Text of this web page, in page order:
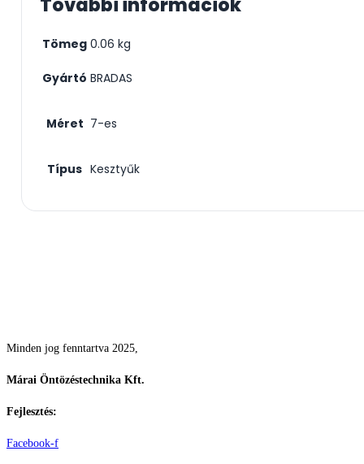
További információk
Tömeg 0.06 kg
Gyártó BRADAS
Méret 7-es
Típus Kesztyűk
Minden jog fenntartva 2025,
Márai Öntözéstechnika Kft.
Fejlesztés:
Facebook-f